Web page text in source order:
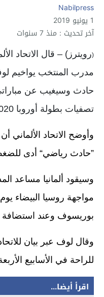
Nabilpress
1 يونيو 2019
آخر تحديث : منذ 7 سنوات
(رويترز) – قال الاتحاد
مدرب المنتخب يواخيم
حادث وسيغيب عن
تصفيات بطولة أوروبا 2020 لكرة القدم.
وأوضح الاتحاد
”حادث رياضي“ أدى
وسيقود ألمانيا مساعد
مواجهة روسيا البيضاء
بوريسوف وعند استضافة
وقال لوف عبر بيان
للراحة في الأسابيع
اقرأ أيضا...